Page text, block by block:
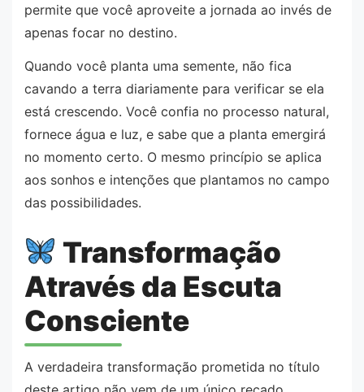
permite que você aproveite a jornada ao invés de
apenas focar no destino.
Quando você planta uma semente, não fica
cavando a terra diariamente para verificar se ela
está crescendo. Você confia no processo natural,
fornece água e luz, e sabe que a planta emergirá
no momento certo. O mesmo princípio se aplica
aos sonhos e intenções que plantamos no campo
das possibilidades.
Transformação
Através da Escuta
Consciente
A verdadeira transformação prometida no título